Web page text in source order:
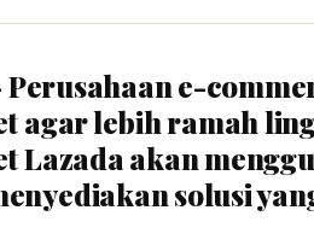
Perusahaan e-
agar lebih ramah
Lazada akan
solusi